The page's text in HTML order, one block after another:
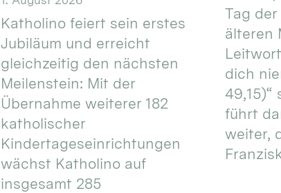
Katholino feiert sein erstes
Jubiläum und erreicht
gleichzeitig den nächsten
Meilenstein: Mit der
Übernahme weiterer 182
katholischer
Kindertageseinrichtungen
wächst Katholino auf
insgesamt 285
Tag
älteren
dich
49,15)“
führt
weiter,